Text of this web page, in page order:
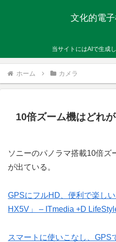
文化的電
当サイトにはAIで生成
ホーム カメラ
10倍ズーム機はどれ
ソニーのパノラマ搭載10倍ズ
が出ている。
GPSにフルHD、便利で楽し
HX5V」 – ITmedia +D
スマートに使いこなし、GPS